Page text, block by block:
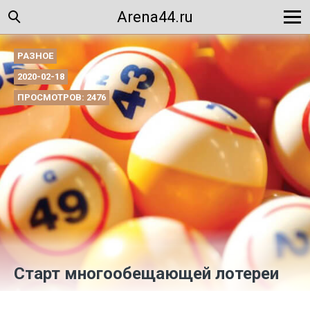
Arena44.ru
РАЗНОЕ
2020-02-18
ПРОСМОТРОВ: 2476
Старт многообещающей лотереи